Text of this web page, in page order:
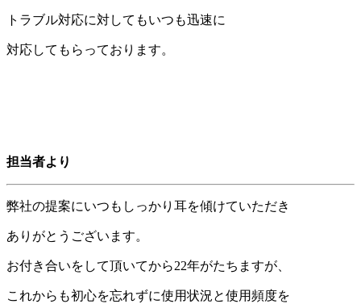
トラブル対応に対してもいつも迅速に
対応してもらっております。
担当者より
弊社の提案にいつもしっかり耳を傾けていただき
ありがとうございます。
お付き合いをして頂いてから22年がたちますが、
これからも初心を忘れずに使用状況と使用頻度を